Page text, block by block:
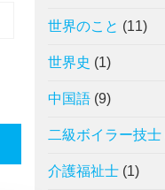
世界のこと (11)
世界史 (1)
中国語 (9)
二級ボイラー技士
介護福祉士 (1)